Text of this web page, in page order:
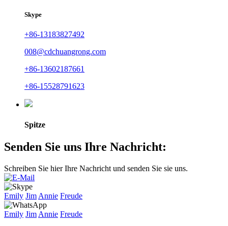
Skype
+86-13183827492
008@cdchuangrong.com
+86-13602187661
+86-15528791623
Spitze
Senden Sie uns Ihre Nachricht:
Schreiben Sie hier Ihre Nachricht und senden Sie sie uns.
Emily Jim Annie Freude
Emily Jim Annie Freude